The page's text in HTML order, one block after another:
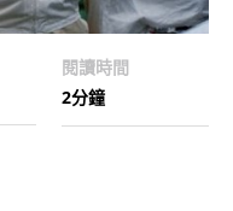
閱讀時間
2分鐘